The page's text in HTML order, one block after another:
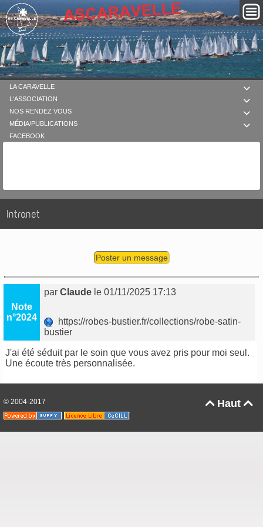

LA CARAVELLE

L'ASSOCIATION

NOS RENDEZ VOUS

MÉDIA/PUBLICATIONS
FACEBOOK
Intranet
Poster un message
Note
n°2024
parClaude le 01/11/2025 17:13
https://robes-bustier.fr/collections/robe-satin-
bustier
J'ai été séduit par le soin que vous avez pris pour moi seul.
Une écoute très personnalisée.
Haut 
© 2004-2017